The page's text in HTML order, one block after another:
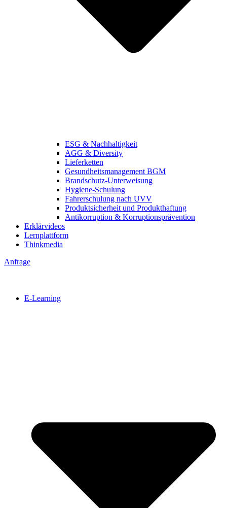
ESG & Nachhaltigkeit
AGG & Diversity
Lieferketten
Gesundheitsmanagement BGM
Brandschutz-Unterweisung
Hygiene-Schulung
Fahrerschulung nach UVV
Produktsicherheit und Produkthaftung
Antikorruption & Korruptionsprävention
Erklärvideos
Lernplattform
Thinkmedia
Anfrage
E-Learning